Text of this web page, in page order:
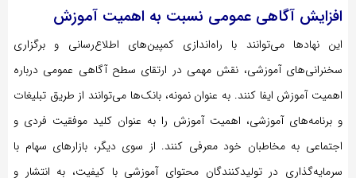
افزایش آگاهی عمومی نسبت به اهمیت آموزش
این نهادها می‌توانند با راه‌اندازی کمپین‌های اطلاع‌رسانی و برگزاری
سخنرانی‌های آموزشی، نقش مهمی در ارتقای سطح آگاهی عمومی درباره
اهمیت آموزش ایفا کنند. به عنوان نمونه، بانک‌ها می‌توانند از طریق تبلیغات
و برنامه‌های آموزشی، اهمیت آموزش را به عنوان کلید موفقیت فردی و
اجتماعی به مخاطبان خود معرفی کنند. از سوی دیگر، بازارهای سهام با
سرمایه‌گذاری در تولیدکنندگان محتوای آموزشی با کیفیت، به انتشار و